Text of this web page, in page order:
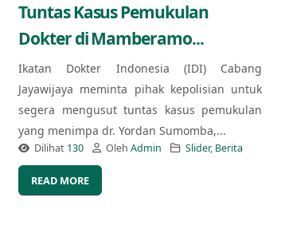
Tuntas Kasus Pemukulan
Dokter di Mamberamo...
Ikatan Dokter Indonesia (IDI) Cabang
Jayawijaya meminta pihak kepolisian untuk
segera mengusut tuntas kasus pemukulan
yang menimpa dr. Yordan Sumomba,...
Dilihat 130 Oleh Admin Slider, Berita
READ MORE